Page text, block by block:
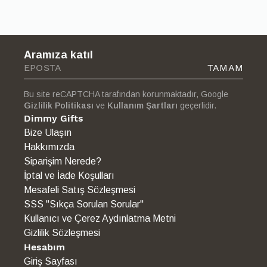
Dimmy Gifts
Bize Ulaşın
Hakkımızda
Siparişim Nerede?
İptal ve İade Koşulları
Mesafeli Satış Sözleşmesi
SSS "Sıkça Sorulan Sorular"
Kullanıcı ve Çerez Aydınlatma Metni
Gizlilik Sözleşmesi
Hesabım
Giriş Sayfası
Aramıza katıl
TAMAM
Bu site reCAPTCHA tarafından korunmaktadır, Google
Gizlilik Politikası ve Kullanım Şartları geçerlidir.